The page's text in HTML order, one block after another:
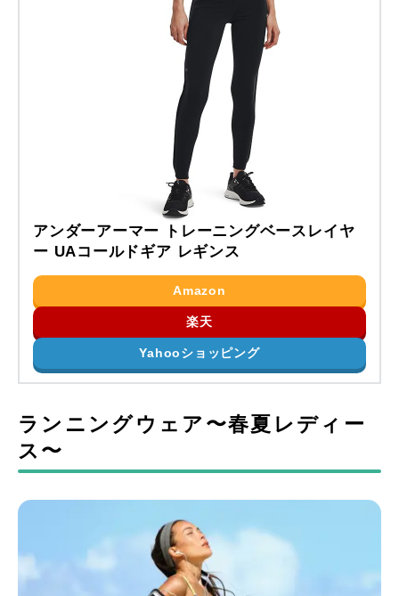
アンダーアーマー トレーニングベースレイヤ
ー UAコールドギア レギンス
Amazon
楽天
Yahooショッピング
ランニングウェア〜春夏レディー
ス〜